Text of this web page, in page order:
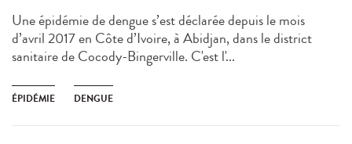
Une épidémie de dengue s’est déclarée depuis le mois
d’avril 2017 en Côte d’Ivoire, à Abidjan, dans le district
sanitaire de Cocody-Bingerville. C'est l'...
ÉPIDÉMIE DENGUE